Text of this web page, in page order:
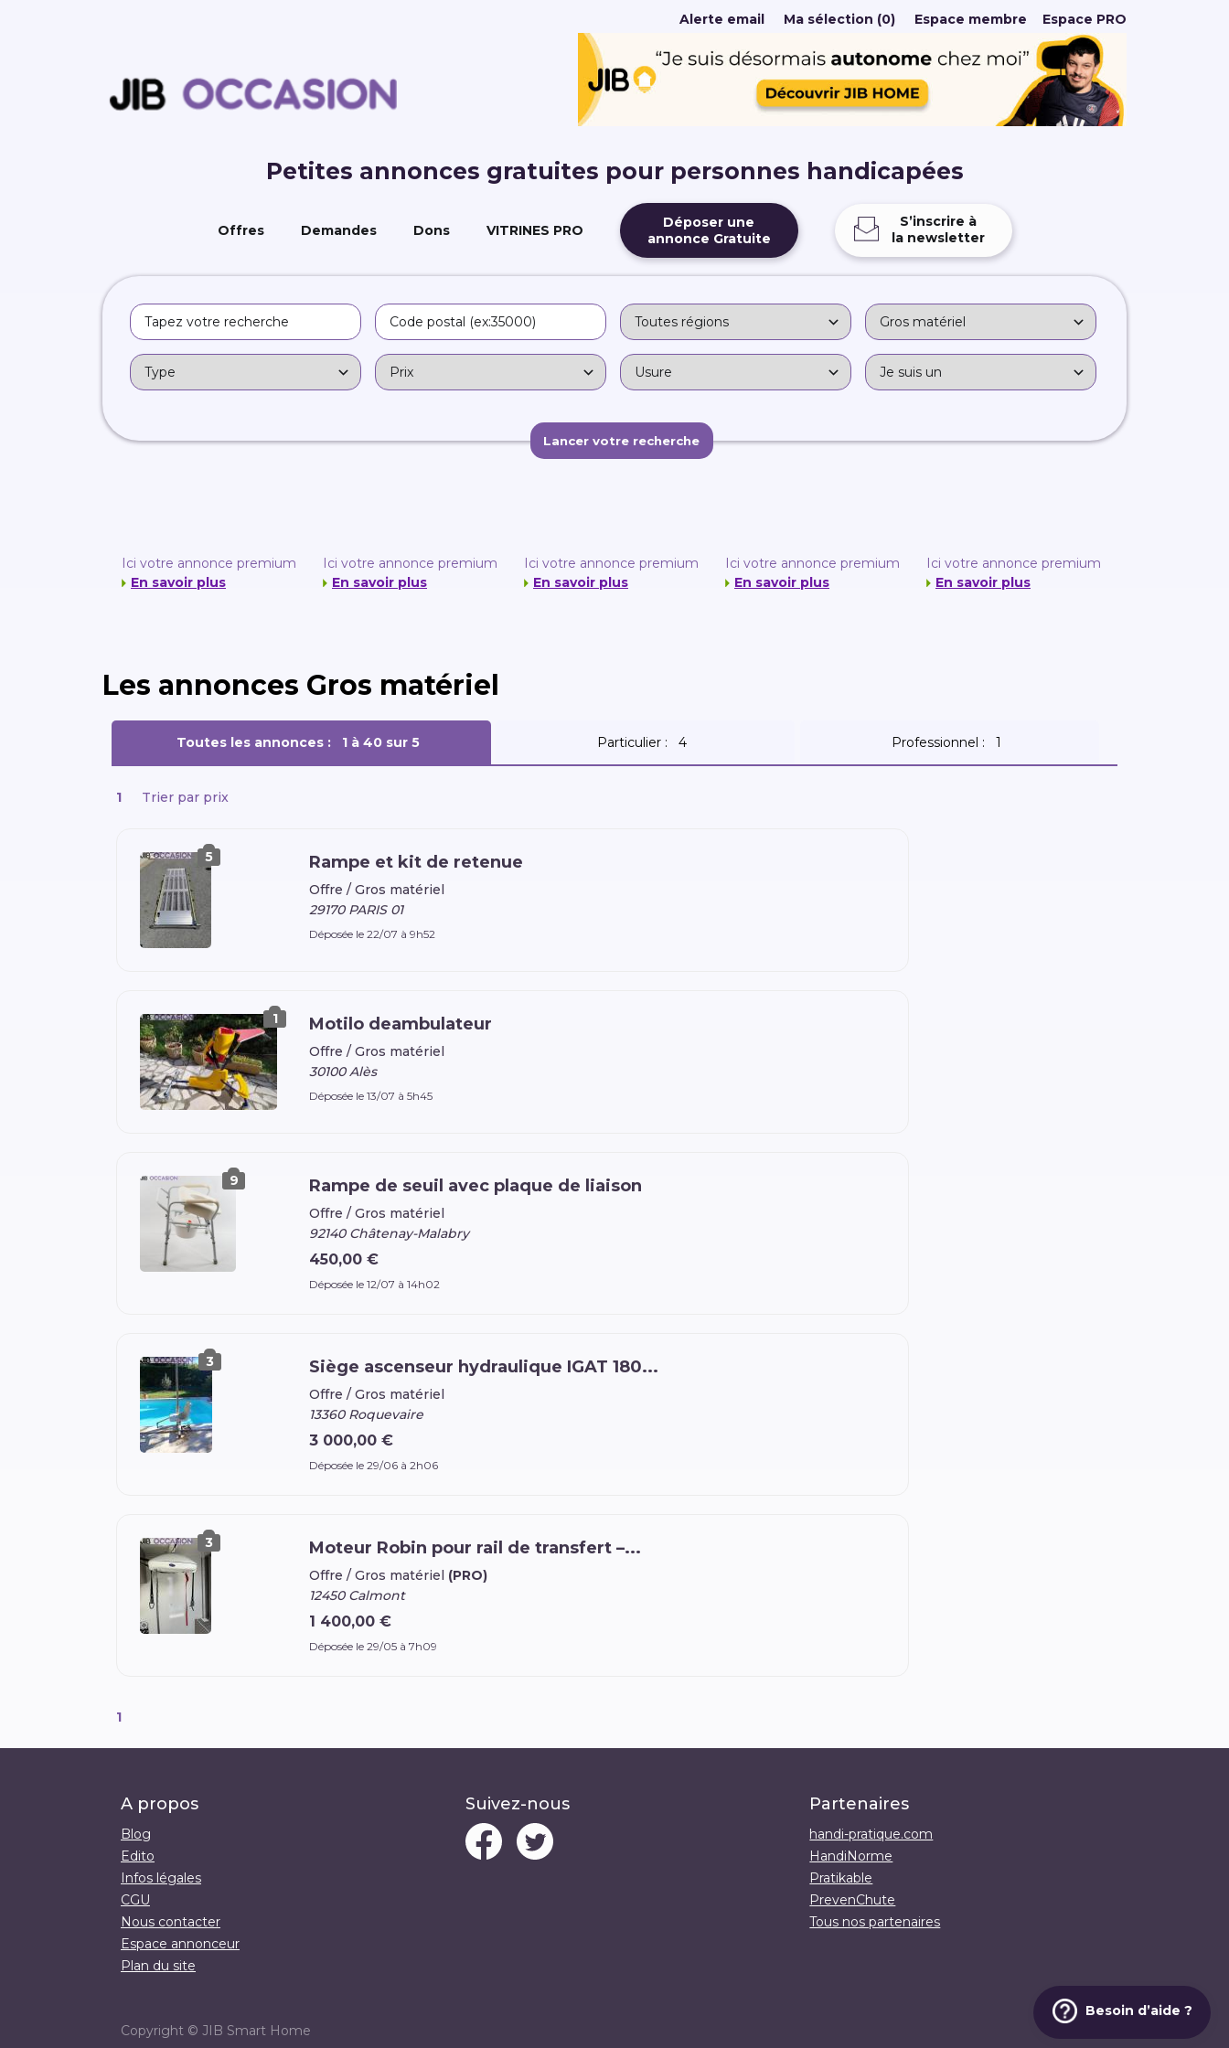
Besoin d’aide ?
Alerte email Ma sélection (0) Espace membre Espace PRO
Petites annonces gratuites pour personnes handicapées
Offres Demandes Dons VITRINES PRO
Déposer une
annonce Gratuite
S’inscrire à
la newsletter
Ici votre annonce premium
En savoir plus
Ici votre annonce premium
En savoir plus
Ici votre annonce premium
En savoir plus
Ici votre annonce premium
En savoir plus
Ici votre annonce premium
En savoir plus
Les annonces Gros matériel
Toutes les annonces : 1 à 40 sur 5 Particulier : 4 Professionnel : 1
1 Trier par prix
5 Rampe et kit de retenue
Offre / Gros matériel
29170 PARIS 01
Déposée le 22/07 à 9h52
1 Motilo deambulateur
Offre / Gros matériel
30100 Alès
Déposée le 13/07 à 5h45
9 Rampe de seuil avec plaque de liaison
Offre / Gros matériel
92140 Châtenay-Malabry
450,00 €
Déposée le 12/07 à 14h02
3 Siège ascenseur hydraulique IGAT 180...
Offre / Gros matériel
13360 Roquevaire
3 000,00 €
Déposée le 29/06 à 2h06
3 Moteur Robin pour rail de transfert –...
Offre / Gros matériel (PRO)
12450 Calmont
1 400,00 €
Déposée le 29/05 à 7h09
1
A propos
Blog
Edito
Infos légales
CGU
Nous contacter
Espace annonceur
Plan du site
Suivez-nous Partenaires
handi-pratique.com
HandiNorme
Pratikable
PrevenChute
Tous nos partenaires
Copyright © JIB Smart Home